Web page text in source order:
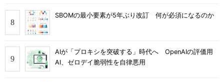
SBOMの最小要素が5年ぶり改訂 何が必須になるのか
AIが「プロキシを突破する」時代へ OpenAIの評価用
AI、ゼロデイ脆弱性を自律悪用